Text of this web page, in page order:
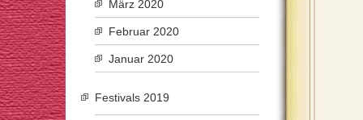
März 2020
Februar 2020
Januar 2020
Festivals 2019